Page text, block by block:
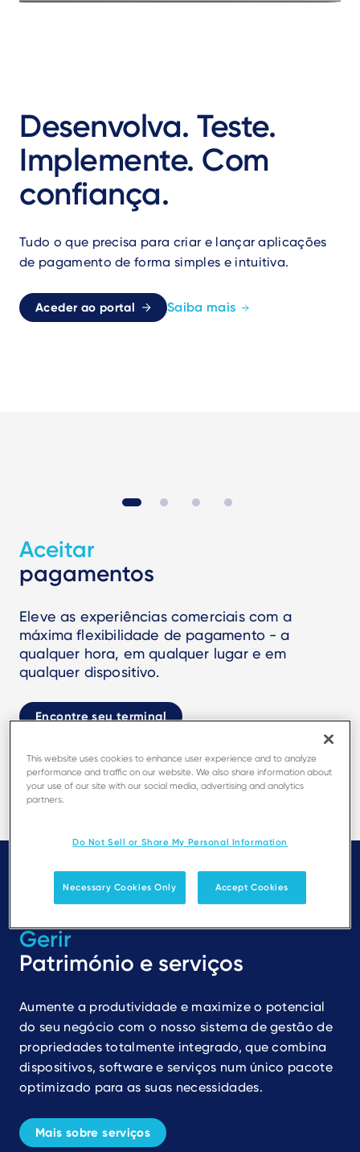
Desenvolva. Teste.
Implemente. Com
confiança.
Tudo o que precisa para criar e lançar aplicações
de pagamento de forma simples e intuitiva.
Aceder ao portal Saiba mais
Aceitar
pagamentos
Eleve as experiências comerciais com a
máxima flexibilidade de pagamento - a
qualquer hora, em qualquer lugar e em
qualquer dispositivo.
Encontre seu terminal
Gerir
Património e serviços
Aumente a produtividade e maximize o potencial
do seu negócio com o nosso sistema de gestão de
propriedades totalmente integrado, que combina
dispositivos, software e serviços num único pacote
optimizado para as suas necessidades.
Mais sobre serviços
This website uses cookies to enhance user experience and to analyze
performance and traffic on our website. We also share information about
your use of our site with our social media, advertising and analytics
partners.
Do Not Sell or Share My Personal Information
Necessary Cookies Only Accept Cookies